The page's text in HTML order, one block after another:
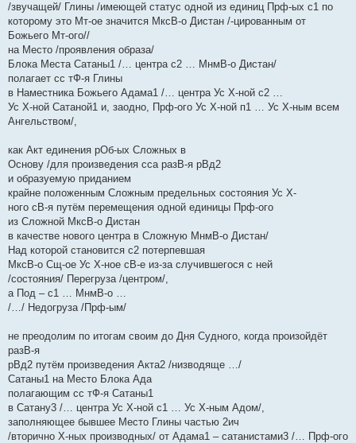
щ
е
и
е
/звучащей/ Глины /имеющей статус одной из единиц Прф-ых с1 по
которому это Мт-ое значится МксВ-о Дистан /-цированным от
Божьего Мт-ого//
на Место /проявления образа/
Блока Места Сатаны1 /… центра с2 … МнмВ-о Дистан/
полагает сс тФ-я Глины
в Наместника Божьего Адама1 /… центра Ус Х-ной с2 …
Ус Х-ной Сатаной1 и, заодно, Прф-ого Ус Х-ной п1 … Ус Х-ным всем
Ангельством/,
как Акт единения рОб-ых Сложных в
Основу /для произведения сса разВ-я рВд2
и образуемую приданием
крайне положенным Сложным предельных состояния Ус Х-
ного сВ-я путём перемещения одной единицы Прф-ого
из Сложной МксВ-о Дистан
в качестве нового центра в Сложную МнмВ-о Дистан/
Над которой становится с2 потерпевшая
МксВ-о Сщ-ое Ус Х-ное сВ-е из-за случившегося с ней
/состояния/ Перегруза /центром/,
а Под – с1 … МнмВ-о …
/…/ Недогруза /Прф-ым/
не преодолим по итогам своим до Дня Судного, когда произойдёт
разВ-я
рВд2 путём произведения Акта2 /низводяще …/
Сатаны1 на Место Блока Ада
полагающим сс тФ-я Сатаны1
в Сатану3 /… центра Ус Х-ной с1 … Ус Х-ным Адом/,
заполняющее бывшее Место Глины частью 2ич
/вторично Х-ных производных/ от Адама1 – сатанистами3 /… Прф-ого